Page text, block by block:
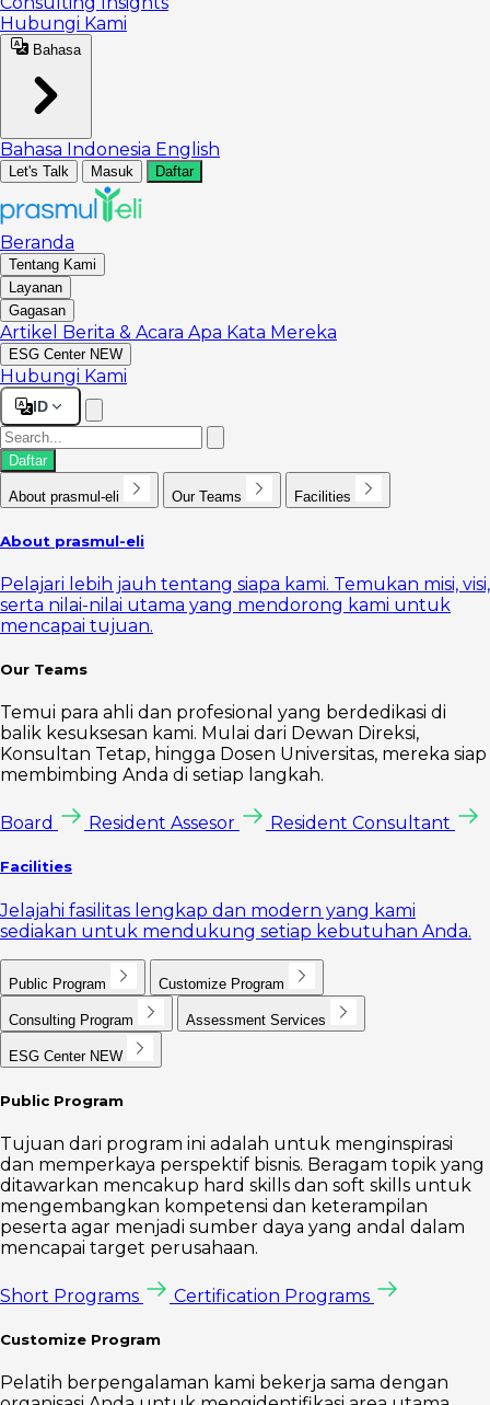
Hubungi Kami
Bahasa
Bahasa Indonesia English
Let's Talk Masuk Daftar
Beranda
Tentang Kami
Layanan
Gagasan
Artikel Berita & Acara Apa Kata Mereka
ESG Center NEW
Hubungi Kami
ID
Daftar
About prasmul-eli Our Teams Facilities
About prasmul-eli
Pelajari lebih jauh tentang siapa kami. Temukan misi, visi,
serta nilai-nilai utama yang mendorong kami untuk
mencapai tujuan.
Our Teams
Temui para ahli dan profesional yang berdedikasi di
balik kesuksesan kami. Mulai dari Dewan Direksi,
Konsultan Tetap, hingga Dosen Universitas, mereka siap
membimbing Anda di setiap langkah.
Board Resident Assesor Resident Consultant
Facilities
Jelajahi fasilitas lengkap dan modern yang kami
sediakan untuk mendukung setiap kebutuhan Anda.
Public Program Customize Program
Consulting Program Assessment Services
ESG Center NEW
Public Program
Tujuan dari program ini adalah untuk menginspirasi
dan memperkaya perspektif bisnis. Beragam topik yang
ditawarkan mencakup hard skills dan soft skills untuk
mengembangkan kompetensi dan keterampilan
peserta agar menjadi sumber daya yang andal dalam
mencapai target perusahaan.
Short Programs Certification Programs
Customize Program
Pelatih berpengalaman kami bekerja sama dengan